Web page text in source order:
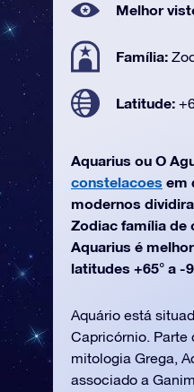
Melhor
Família:
Latitude:
Aquarius ou O
constelacoes em
modernos
Zodiac família de
Aquarius é
latitudes +65° a -
Aquário está
Capricórnio. Parte
mitologia Grega,
associado a